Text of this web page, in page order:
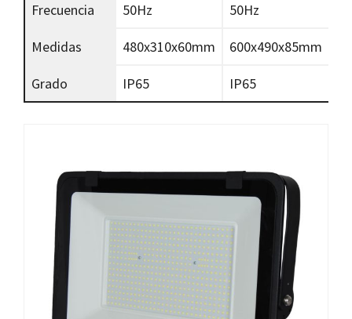
Frecuencia 50Hz 50Hz
Medidas 480x310x60mm 600x490x85mm
Grado IP65 IP65